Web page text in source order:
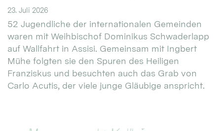
23. Juli 2026
52 Jugendliche der internationalen Gemeinden
waren mit Weihbischof Dominikus Schwaderlapp
auf Wallfahrt in Assisi. Gemeinsam mit Ingbert
Mühe folgten sie den Spuren des Heiligen
Franziskus und besuchten auch das Grab von
Carlo Acutis, der viele junge Gläubige anspricht.